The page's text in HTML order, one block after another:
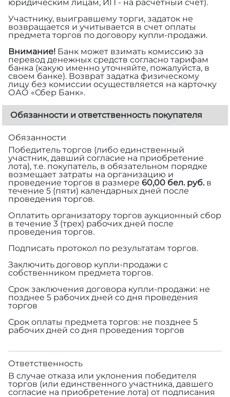
юридическим лицам, ИП - на расчетный счет).
Участнику, выигравшему торги, задаток не
возвращается и учитывается в счет оплаты
предмета торгов по договору купли-продажи.
Внимание! Банк может взимать комиссию за
перевод денежных средств согласно тарифам
банка (какую именно уточняйте, пожалуйста, в
своем банке). Возврат задатка физическому
лицу без комиссии осуществляется на карточку
ОАО «Сбер Банк».
Обязанности и ответственность покупателя
Обязанности
Победитель торгов (либо единственный
участник, давший согласие на приобретение
лота), т.е. покупатель, в обязательном порядке
возмещает затраты на организацию и
проведение торгов в размере 60,00 бел. руб.в
течение 5 (пяти) календарных дней после
проведения торгов.
Оплатить организатору торгов аукционный сбор
в течение 3 (трех) рабочих дней после
проведения торгов.
Подписать протокол по результатам торгов.
Заключить договор купли-продажи с
собственником предмета торгов.
Срок заключения договора купли-продажи: не
позднее 5 рабочих дней со дня проведения
торгов
Срок оплаты предмета торгов: не позднее 5
рабочих дней со дня проведения торгов
Ответственность
В случае отказа или уклонения победителя
торгов (или единственного участника, давшего
согласие на приобретение лота) от подписания